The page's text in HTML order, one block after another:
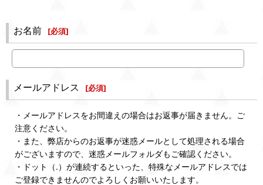
お名前 [必須]
メールアドレス [必須]
・メールアドレスをお間違えの場合はお返事が届きません。ご
注意ください。
・また、弊店からのお返事が迷惑メールとして処理される場合
がございますので、迷惑メールフォルダもご確認ください。
・ドット（.）が連続するといった、特殊なメールアドレスでは
ご登録できませんのでよろしくお願いいたします。